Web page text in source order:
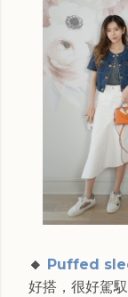
🔸 Puffed
好搭，很好駕